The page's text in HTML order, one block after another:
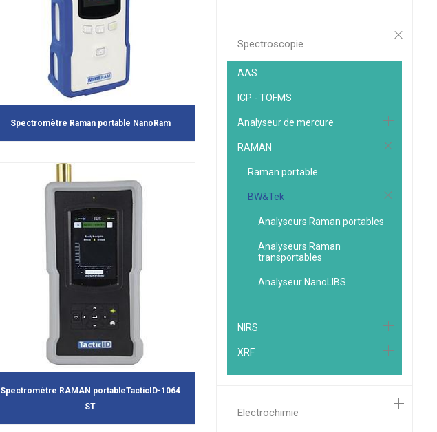
Spectroscopie
AAS
ICP - TOFMS
Analyseur de mercure
RAMAN
Raman portable
BW&Tek
Analyseurs Raman portables
Analyseurs Raman
transportables
Analyseur NanoLIBS
NIRS
XRF
Electrochimie
Spectromètre Raman portable NanoRam
Spectromètre RAMAN portableTacticID-1064
ST